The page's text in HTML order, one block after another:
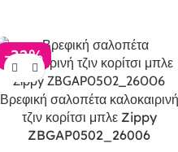
-32%
Βρεφική σαλοπέτα καλοκαιρινή
τζιν κορίτσι μπλε Zippy
ZBGAP0502_26006